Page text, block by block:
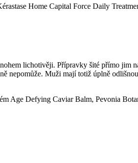
Home Capital Force Daily
lichotivěji. Přípravky šité přímo jim
nepomůže. Muži mají totiž úplně
Age Defying Caviar Balm, Pevonia